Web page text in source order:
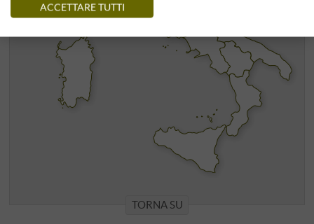
TORNA SU
ACCETTARE TUTTI